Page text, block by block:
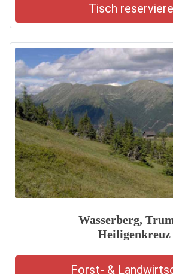
Tisch
Wasserberg,
Heiligenkreuz
Forst- &